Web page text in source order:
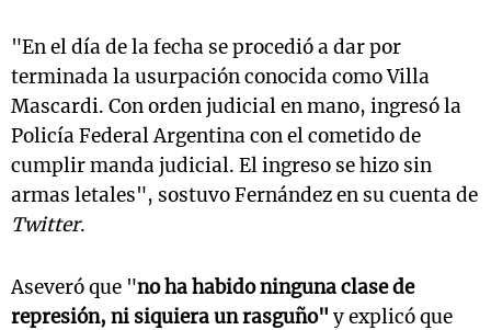
"En el día de la fecha se procedió a dar por
terminada la usurpación conocida como Villa
Mascardi. Con orden judicial en mano, ingresó la
Policía Federal Argentina con el cometido de
cumplir manda judicial. El ingreso se hizo sin
armas letales", sostuvo Fernández en su cuenta de
Twitter.
Aseveró que "no ha habido ninguna clase de
represión, ni siquiera un rasguño" y explicó que